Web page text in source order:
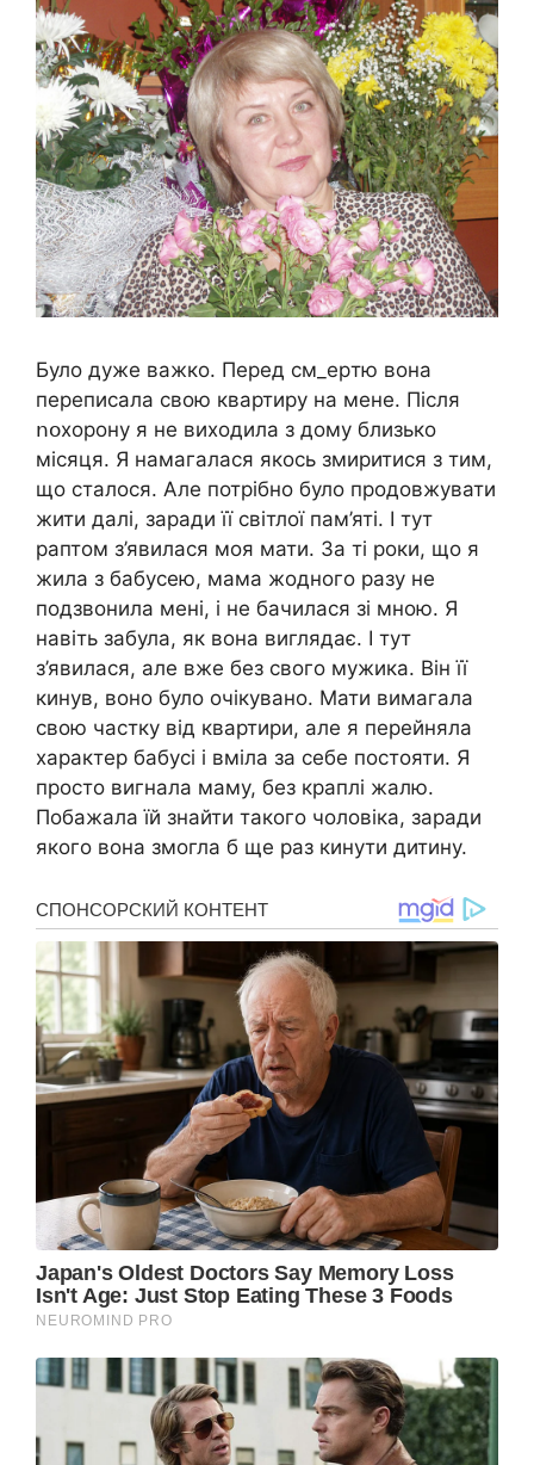
Було дуже важко. Перед cм_epтю вона
переписала свою квартиру на мене. Після
ոօхорону я не виходила з дому близько
місяця. Я намагалася якось змиритися з тим,
що сталося. Але потрібно було продовжувати
жити далі, заради її світлої пам’яті. І тут
раптом з’явилася моя мати. За ті роки, що я
жила з бабусею, мама жодного разу не
подзвонила мені, і не бачилася зі мною. Я
навіть забула, як вона виглядає. І тут
з’явилася, але вже без свого мужика. Він її
кинув, воно було очікувано. Мати вимагала
свою частку від квартири, але я перейняла
характер бабусі і вміла за себе постояти. Я
просто вигнала маму, без краплі жалю.
Побажала їй знайти такого чоловіка, заради
якого вона змогла б ще раз кинути дитину.